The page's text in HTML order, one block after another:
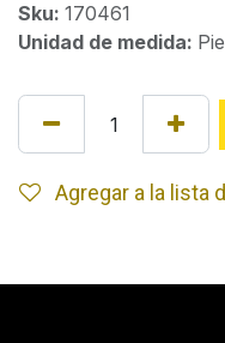
Sku: 170461
Unidad de medida:
Agregar a la lista